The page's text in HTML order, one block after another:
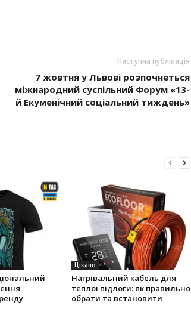
Наступна публікація
7 жовтня у Львові розпочнеться
міжнародний суспільний Форум «13-
й Екуменічний соціальний тиждень»
Цікаво
Нагрівальний кабель для
теплої підлоги: як правильно
обрати та встановити